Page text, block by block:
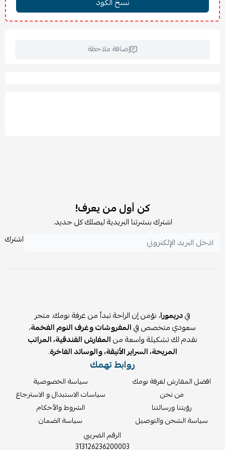
قاعدة عريضة ومتينة تمنع الانقلاب.
مثالي كفكرةهدية مميزة للمواليد الجدد.
مناسب للإطعام والأنشطة اليومية.
إضافة ملاحظة
كن أول من يعرف!
اشترك بنشرتنا البريدية ليصلك كل جديد.
اشترك
فيدريمورا، نؤمن إن الراحة تبدأ من غرفة نومك. متجر
سعودي متخصص فيالمفروشات وغرف النوم الفخمة،
نقدم لك تشكيلة واسعة منالمفارش الفندقية، المراتب
المريحة، السراير الأنيقة، والوسائد الفاخرة.
روابط تهمك
افضل المفارش لغرفة نومك
من نحن
رؤيتنا ورسالتنا
سياسة الشحن والتوصيل
سياسة الخصوصية
سياسات الاستبدال و الاسترجاع
الشروط والأحكام
سياسة الضمان
الرقم الضريبي
313126236200003